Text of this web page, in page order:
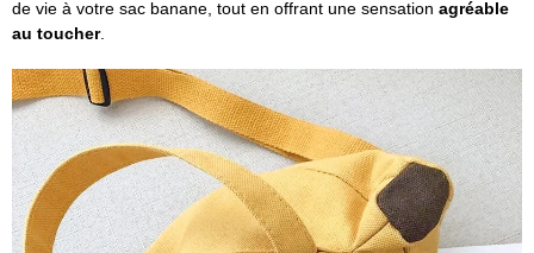
de vie à votre sac banane, tout en offrant une sensation agréable
au toucher.